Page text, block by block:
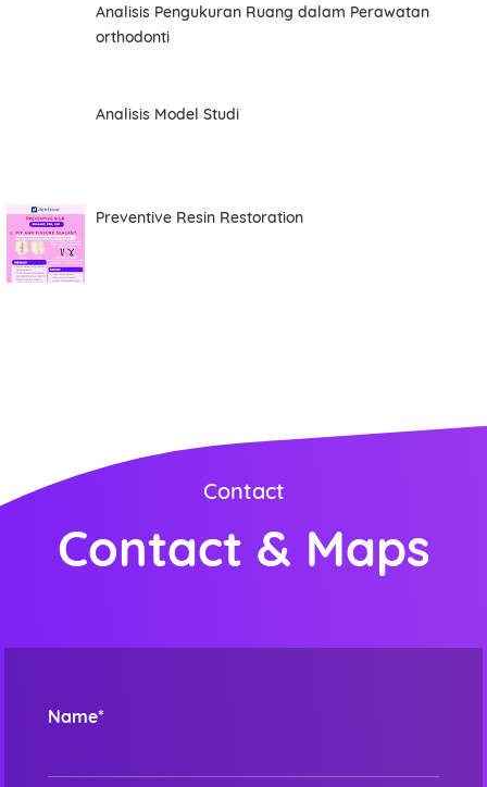
Analisis Pengukuran Ruang dalam Perawatan
orthodonti
Analisis Model Studi
Preventive Resin Restoration
Contact
Contact & Maps
Name*